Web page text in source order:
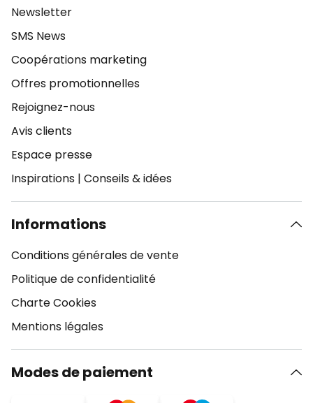
Newsletter
SMS News
Coopérations marketing
Offres promotionnelles
Rejoignez-nous
Avis clients
Espace presse
Inspirations | Conseils & idées
Informations
Conditions générales de vente
Politique de confidentialité
Charte Cookies
Mentions légales
Modes de paiement